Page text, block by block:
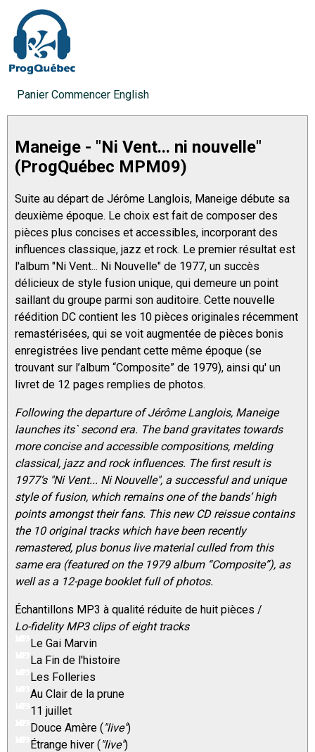
Panier Commencer English
Maneige - "Ni Vent... ni nouvelle"
(ProgQuébec MPM09)
Suite au départ de Jérôme Langlois, Maneige débute sa
deuxième époque. Le choix est fait de composer des
pièces plus concises et accessibles, incorporant des
influences classique, jazz et rock. Le premier résultat est
l'album "Ni Vent... Ni Nouvelle" de 1977, un succès
délicieux de style fusion unique, qui demeure un point
saillant du groupe parmi son auditoire. Cette nouvelle
réédition DC contient les 10 pièces originales récemment
remastérisées, qui se voit augmentée de pièces bonis
enregistrées live pendant cette même époque (se
trouvant sur l’album “Composite” de 1979), ainsi qu' un
livret de 12 pages remplies de photos.
Following the departure of Jérôme Langlois, Maneige
launches its` second era. The band gravitates towards
more concise and accessible compositions, melding
classical, jazz and rock influences. The first result is
1977’s "Ni Vent... Ni Nouvelle", a successful and unique
style of fusion, which remains one of the bands’ high
points amongst their fans. This new CD reissue contains
the 10 original tracks which have been recently
remastered, plus bonus live material culled from this
same era (featured on the 1979 album “Composite”), as
well as a 12-page booklet full of photos.
Échantillons MP3 à qualité réduite de huit pièces /
Lo-fidelity MP3 clips of eight tracks
Le Gai Marvin
La Fin de l'histoire
Les Folleries
Au Clair de la prune
11 juillet
Douce Amère ("live")
Étrange hiver ("live")